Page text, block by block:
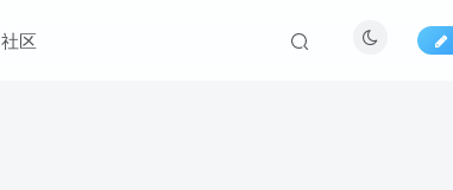
社区